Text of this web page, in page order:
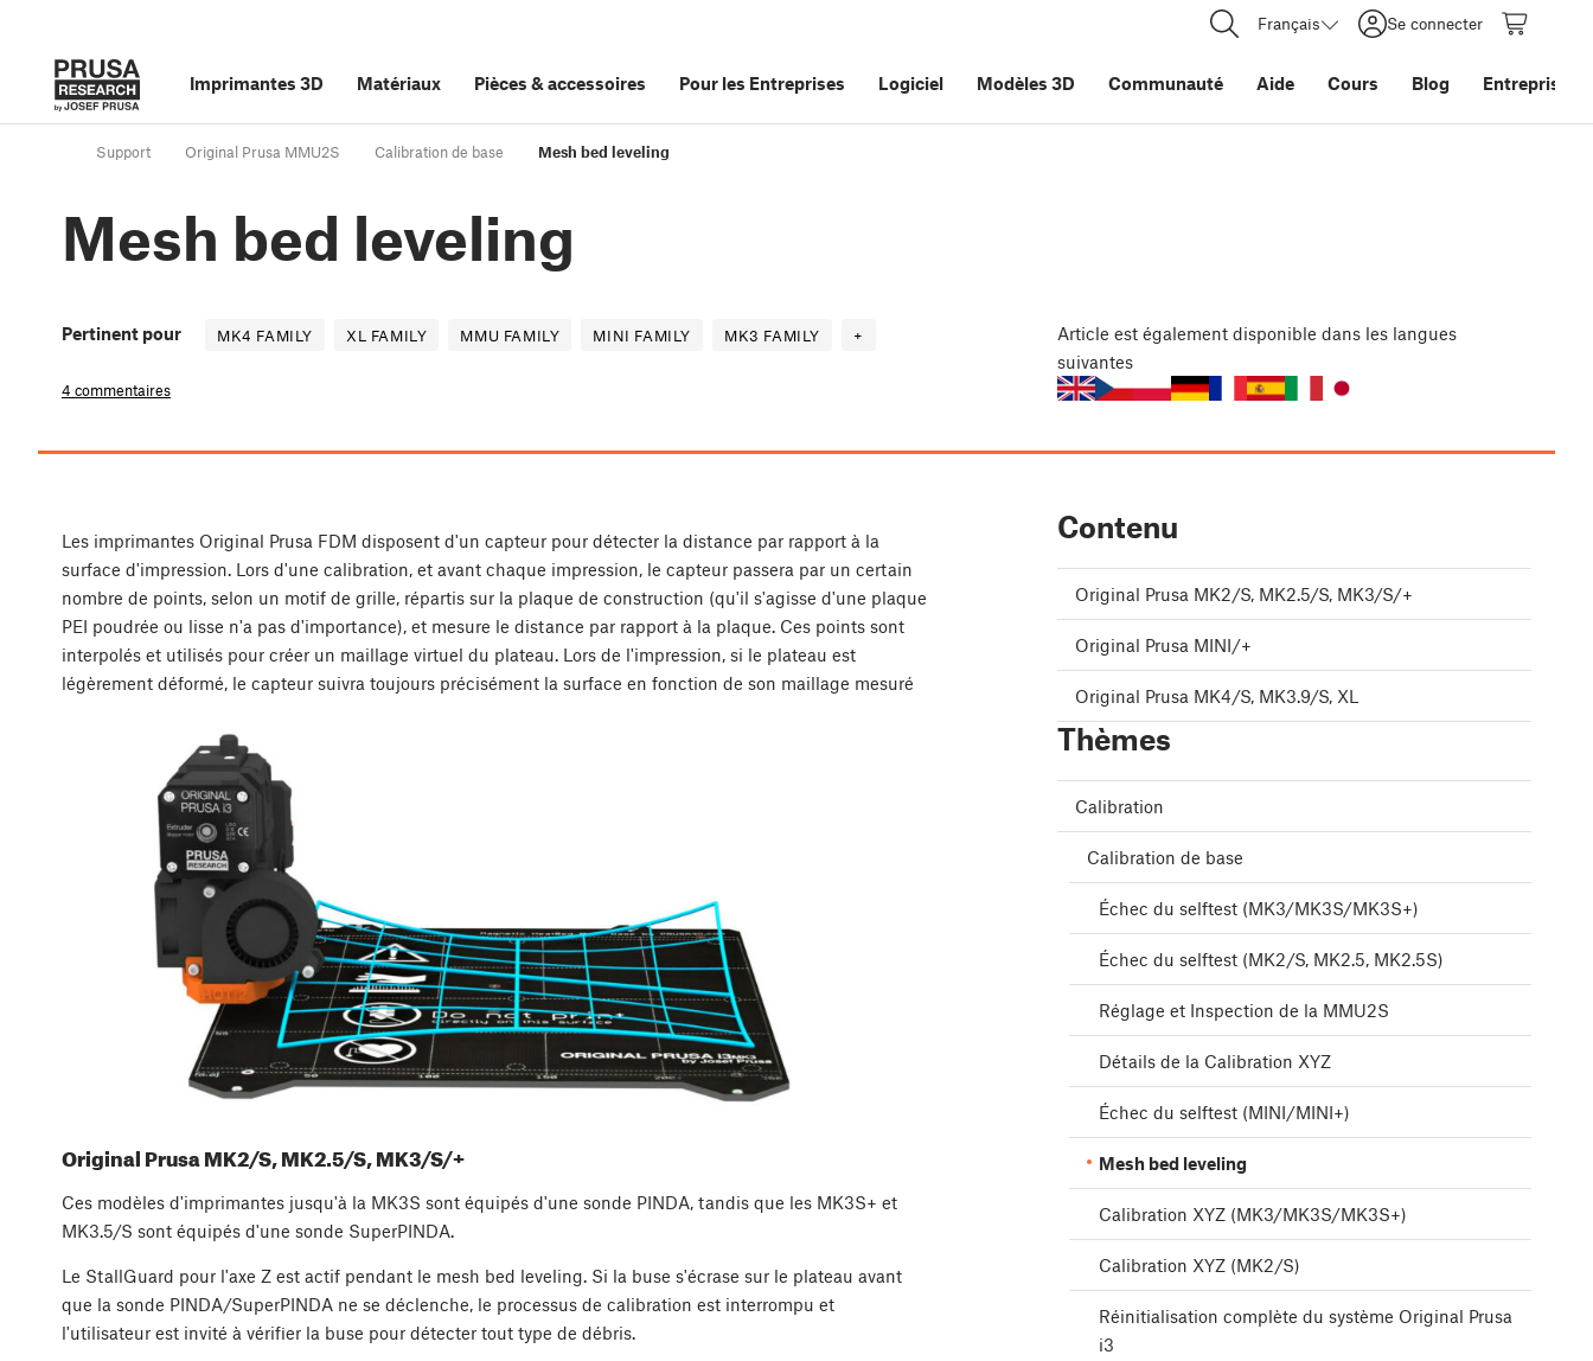
Français Se connecter
Imprimantes 3D Matériaux Pièces &accessoires Pour les Entreprises Logiciel Modèles 3D Communauté Aide Cours Blog Entreprise
Support Original Prusa MMU2S Calibration de base Mesh bed leveling
Mesh bed leveling
Pertinent pour MK4 FAMILY XL FAMILY MMU FAMILY MINI FAMILY MK3 FAMILY +
4 commentaires
Article est également disponible dans les langues
suivantes
Les imprimantes Original Prusa FDM disposent d'un capteur pour détecter la distance par rapport à la
surface d'impression. Lors d'une calibration, et avant chaque impression, le capteur passera par un certain
nombre de points, selon un motif de grille, répartis sur la plaque de construction (qu'il s'agisse d'une plaque
PEI poudrée ou lisse n'a pas d'importance), et mesure le distance par rapport à la plaque. Ces points sont
interpolés et utilisés pour créer un maillage virtuel du plateau. Lors de l'impression, si le plateau est
légèrement déformé, le capteur suivra toujours précisément la surface en fonction de son maillage mesuré
Original Prusa MK2/S, MK2.5/S, MK3/S/+
Ces modèles d'imprimantes jusqu'à la MK3S sont équipés d'une sonde PINDA, tandis que les MK3S+ et
MK3.5/S sont équipés d'une sonde SuperPINDA.
Le StallGuard pour l'axe Z est actif pendant le mesh bed leveling. Si la buse s'écrase sur le plateau avant
que la sonde PINDA/SuperPINDA ne se déclenche, le processus de calibration est interrompu et
l'utilisateur est invité à vérifier la buse pour détecter tout type de débris.
Contenu
Original Prusa MK2/S, MK2.5/S, MK3/S/+
Original Prusa MINI/+
Original Prusa MK4/S, MK3.9/S, XL
Thèmes
Calibration
Calibration de base
Échec du selftest (MK3/MK3S/MK3S+)
Échec du selftest (MK2/S, MK2.5, MK2.5S)
Réglage et Inspection de la MMU2S
Détails de la Calibration XYZ
Échec du selftest (MINI/MINI+)
Mesh bed leveling
Calibration XYZ (MK3/MK3S/MK3S+)
Calibration XYZ (MK2/S)
Réinitialisation complète du système Original Prusa
i3